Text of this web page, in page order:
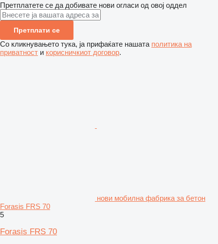
Претплатете се да добивате нови огласи од овој оддел
Претплати се
Со кликнувањето тука, ја прифаќате нашата политика на
приватност и корисничкиот договор.
нови мобилна фабрика за бетон
Forasis FRS 70
5
Forasis FRS 70